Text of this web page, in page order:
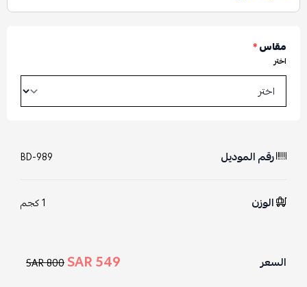
مقاس*
اختر
رقم الموديل BD-989
الوزن 1 كجم
السعر 549 SAR
800 SAR